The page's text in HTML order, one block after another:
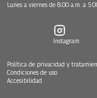
Lunes a viernes de 8:00 a.m. a
Instagram
Política de privacidad y
Condiciones de uso
Accesibilidad